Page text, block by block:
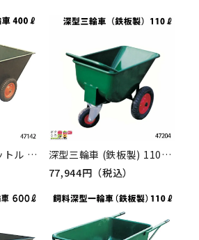
鉄製三輪車 400リットル 47142 三輪車 3輪車 運搬車 鉄製 飼料運搬車 畜産用品 酪農用品
深型三輪車 (鉄板製) 110リットル 47204 三輪車 3輪車 運搬車 鉄製 深型 飼料運搬車 畜産用品 酪農用品
77,944円（税込）